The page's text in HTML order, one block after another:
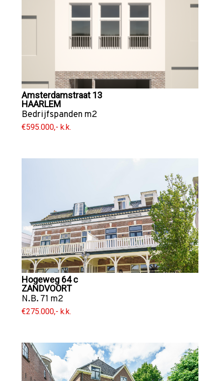
Amsterdamstraat 13
HAARLEM
Bedrijfspanden m2
€595.000,- k.k.
Hogeweg 64 c
ZANDVOORT
N.B. 71 m2
€275.000,- k.k.